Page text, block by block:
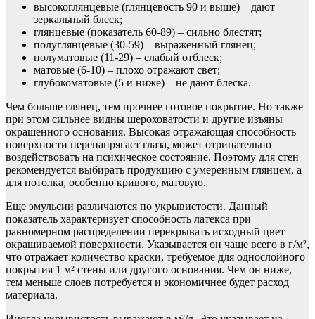
высокоглянцевые (глянцевость 90 и выше) – дают
зеркальный блеск;
глянцевые (показатель 60-89) – сильно блестят;
полуглянцевые (30-59) – выраженный глянец;
полуматовые (11-29) – слабый отблеск;
матовые (6-10) – плохо отражают свет;
глубокоматовые (5 и ниже) – не дают блеска.
Чем больше глянец, тем прочнее готовое покрытие. Но также
при этом сильнее видны шероховатости и другие изъяны
окрашенного основания. Высокая отражающая способность
поверхности перенапрягает глаза, может отрицательно
воздействовать на психическое состояние. Поэтому для стен
рекомендуется выбирать продукцию с умеренным глянцем, а
для потолка, особенно кривого, матовую.
Еще эмульсии различаются по укрывистости. Данный
показатель характеризует способность латекса при
равномерном распределении перекрывать исходный цвет
окрашиваемой поверхности. Указывается он чаще всего в г/м²,
что отражает количество краски, требуемое для однослойного
покрытия 1 м² стены или другого основания. Чем он ниже,
тем меньше слоев потребуется и экономичнее будет расход
материала.